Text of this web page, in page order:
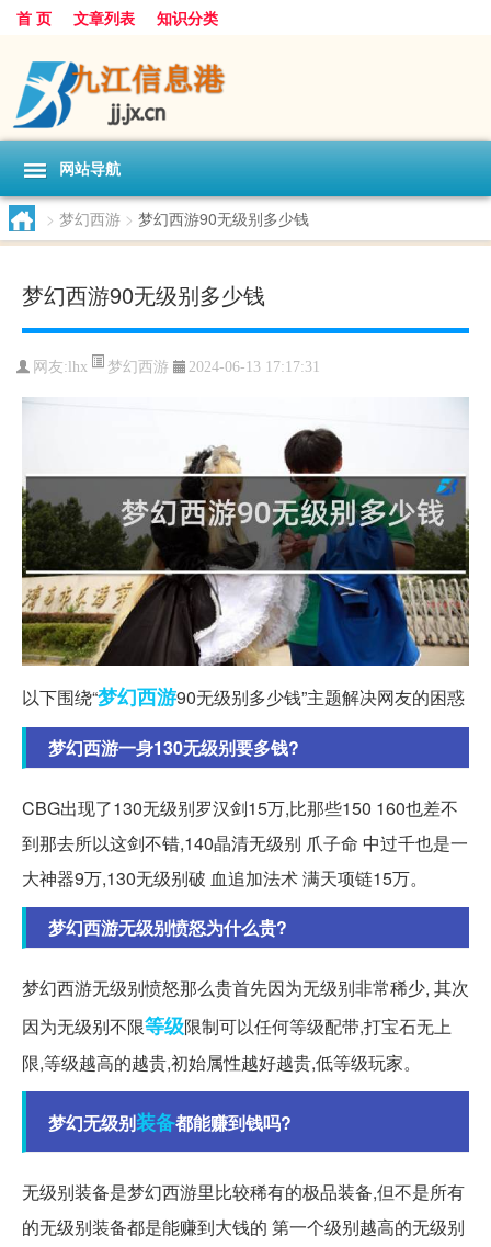
首 页 文章列表 知识分类
网站导航
> 梦幻西游 > 梦幻西游90无级别多少钱
梦幻西游90无级别多少钱
网友: lhx 梦幻西游 2024-06-13 17:17:31
以下围绕“梦幻西游90无级别多少钱”主题解决网友的困惑
梦幻西游一身130无级别要多钱?
CBG出现了130无级别罗汉剑15万,比那些150 160也差不
到那去所以这剑不错,140晶清无级别 爪子命 中过千也是一
大神器9万,130无级别破 血追加法术 满天项链15万。
梦幻西游无级别愤怒为什么贵?
梦幻西游无级别愤怒那么贵首先因为无级别非常稀少, 其次
因为无级别不限等级限制可以任何等级配带,打宝石无上
限,等级越高的越贵,初始属性越好越贵,低等级玩家。
梦幻无级别装备都能赚到钱吗?
无级别装备是梦幻西游里比较稀有的极品装备,但不是所有
的无级别装备都是能赚到大钱的 第一个级别越高的无级别